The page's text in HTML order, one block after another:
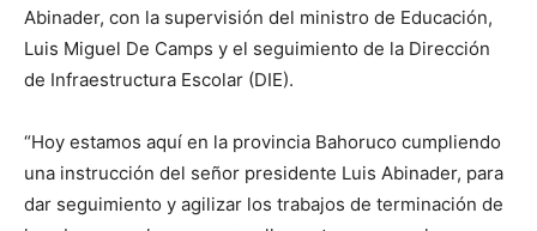
Abinader, con la supervisión del ministro de Educación,
Luis Miguel De Camps y el seguimiento de la Dirección
de Infraestructura Escolar (DIE).
“Hoy estamos aquí en la provincia Bahoruco cumpliendo
una instrucción del señor presidente Luis Abinader, para
dar seguimiento y agilizar los trabajos de terminación de